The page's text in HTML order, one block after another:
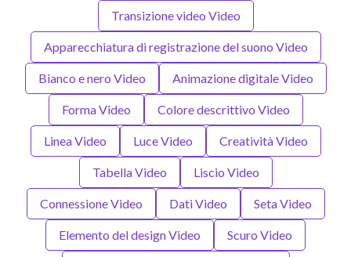
Transizione video Video
Apparecchiatura di registrazione del suono Video
Bianco e nero Video Animazione digitale Video
Forma Video Colore descrittivo Video
Linea Video Luce Video Creatività Video
Tabella Video Liscio Video
Connessione Video Dati Video Seta Video
Elemento del design Video Scuro Video